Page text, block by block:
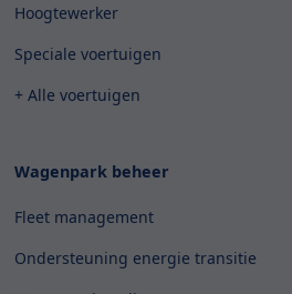
Hoogtewerker
Speciale voertuigen
+ Alle voertuigen
Wagenpark beheer
Fleet management
Ondersteuning energie transitie